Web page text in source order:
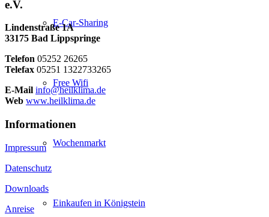
E-Car-Sharing
Free Wifi
Wochenmarkt
Einkaufen in Königstein
e.V.
Lindenstraße 1A
33175 Bad Lippspringe
Telefon 05252 26265
Telefax 05251 1322733265
E-Mail info@heilklima.de
Web www.heilklima.de
Informationen
Impressum
Datenschutz
Downloads
Anreise